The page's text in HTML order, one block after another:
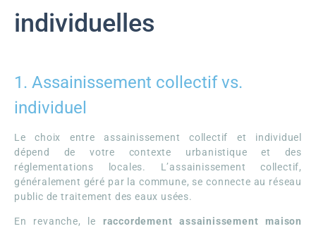
individuelles
1. Assainissement collectif vs.
individuel
Le choix entre assainissement collectif et individuel
dépend de votre contexte urbanistique et des
réglementations locales. L’assainissement collectif,
généralement géré par la commune, se connecte au réseau
public de traitement des eaux usées.
En revanche, le raccordement assainissement maison